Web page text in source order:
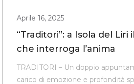
Aprile 16, 2025
“Traditori”: a Isola del
che interroga l’anima
TRADITORI – Un doppio
carico di emozione e profondità